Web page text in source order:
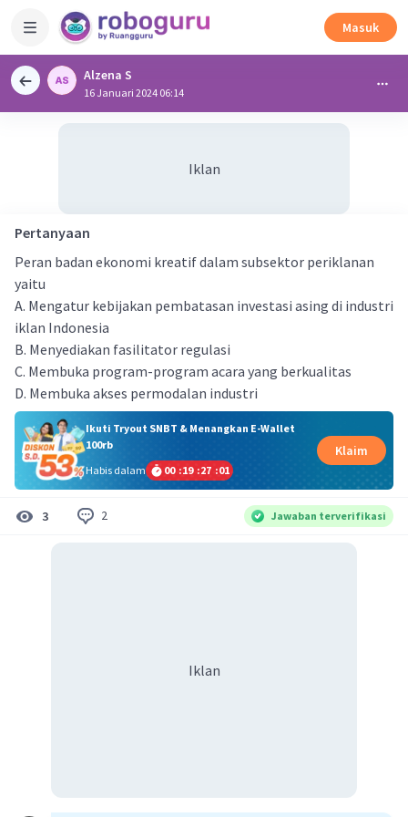
Masuk
Alzena S
16 Januari 2024 06:14
Iklan
Pertanyaan
Peran badan ekonomi kreatif dalam subsektor periklanan
yaitu
A. Mengatur kebijakan pembatasan investasi asing di industri
iklan Indonesia
B. Menyediakan fasilitator regulasi
C. Membuka program-program acara yang berkualitas
D. Membuka akses permodalan industri
Ikuti Tryout SNBT & Menangkan E-Wallet
100rb
Habis dalam
00 :19 :27 :00
Klaim
3 2 Jawaban terverifikasi
Iklan